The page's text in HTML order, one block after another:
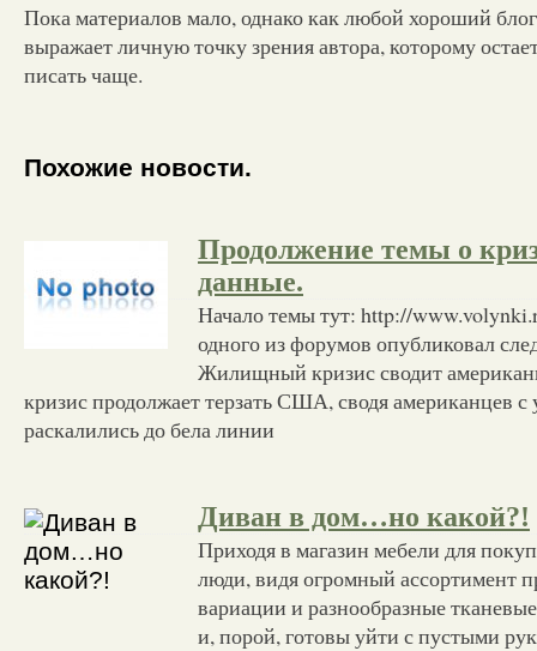
Пока материалов мало, однако как любой хороший
выражает личную точку зрения автора, которому
писать чаще.
Похожие новости.
Продолжение темы о
данные.
Начало темы тут: http://
одного из форумов опубликовал
Жилищный кризис сводит
кризис продолжает терзать США, сводя американцев с
раскалились до бела линии
Диван в дом…но какой?!
Приходя в магазин мебели для
люди, видя огромный ассортимент
вариации и разнообразные
и, порой, готовы уйти с пустыми